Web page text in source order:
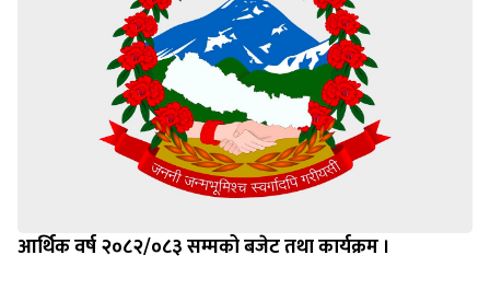
आर्थिक वर्ष २०८२/०८३ सम्मको बजेट तथा कार्यक्रम ।